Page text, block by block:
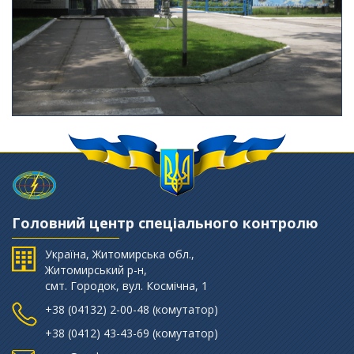
Головний центр спеціального контролю
Україна, Житомирська обл.,
Житомирський р-н,
смт. Городок, вул. Космічна, 1
+38 (‎04132) 2-00-48 (комутатор)
+38 (0412) 43-43-69 (комутатор)